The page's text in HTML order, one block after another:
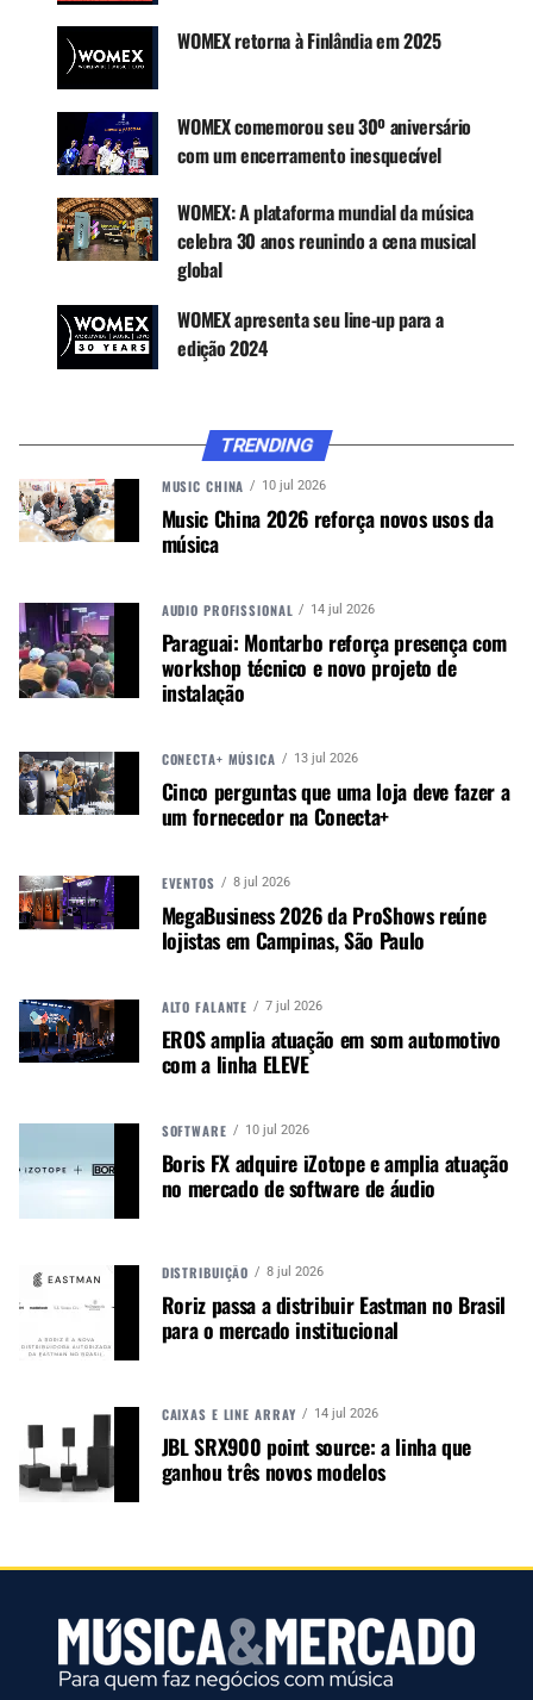
O programa oferece um reembolso máximo de
US$ 3 mil em despesas elegíveis para custear até
50% dos gastos das empresas selecionadas com
a viagem. Ele ainda promove eventos de
networking durante as missões e oferece ações
acompanhamento pós-evento.
CONTINUE ACOMPANHANDO
WhatsApp e no Google News.
Canal WhatsApp
Google News
Você pode se inscrever aqui.
Mais de 2.600 profissionais (incluindo 260
a principal plataforma de networking para a
indústria da música mundial. Este ano, a feira terá
7 palcos, cerca de 700 empresas expositoras,
dias de evento.
WOMEX retorna à Finlândia em 2025
WOMEX comemorou seu 30º aniversário
com um encerramento inesquecível
WOMEX: A plataforma mundial da música
celebra 30 anos reunindo a cena musical
global
WOMEX apresenta seu line-up para a
edição 2024
TRENDING
MUSIC CHINA 10 jul 2026
Music China 2026 reforça novos usos da
música
AUDIO PROFISSIONAL 14 jul 2026
Paraguai: Montarbo reforça presença com
workshop técnico e novo projeto de
instalação
CONECTA+ MÚSICA 13 jul 2026
Cinco perguntas que uma loja deve fazer a
um fornecedor na Conecta+
EVENTOS 8 jul 2026
MegaBusiness 2026 da ProShows reúne
lojistas em Campinas, São Paulo
ALTO FALANTE 7 jul 2026
EROS amplia atuação em som automotivo
com a linha ELEVE
SOFTWARE 10 jul 2026
Boris FX adquire iZotope e amplia atuação
no mercado de software de áudio
DISTRIBUIÇÃO 8 jul 2026
Roriz passa a distribuir Eastman no Brasil
para o mercado institucional
CAIXAS E LINE ARRAY 14 jul 2026
JBL SRX900 point source: a linha que
ganhou três novos modelos